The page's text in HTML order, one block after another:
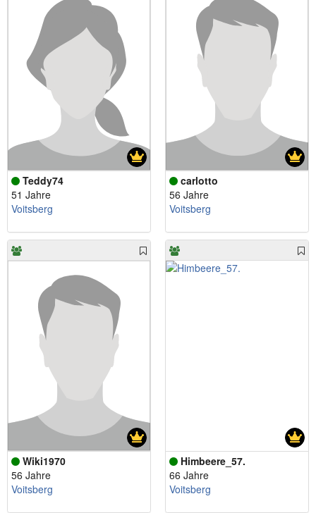
Teddy74
51 Jahre
Voitsberg
carlotto
56 Jahre
Voitsberg
Wiki1970
56 Jahre
Voitsberg
Himbeere_57.
66 Jahre
Voitsberg